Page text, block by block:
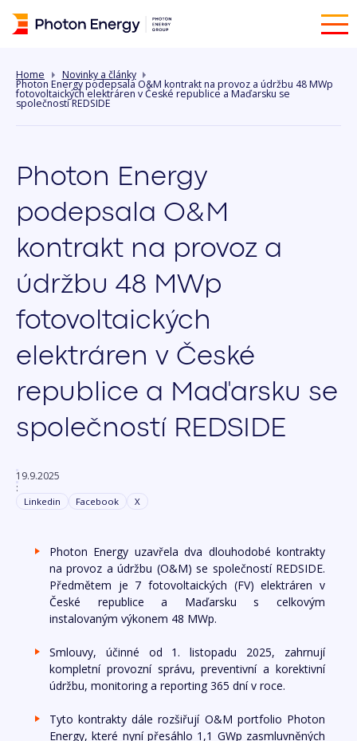
Home Novinky a články
Photon Energy podepsala O&M kontrakt na provoz a údržbu 48 MWp
fotovoltaických elektráren v České republice a Maďarsku se
společností REDSIDE
Photon Energy
podepsala O&M
kontrakt na provoz a
údržbu 48 MWp
fotovoltaických
elektráren v České
republice a Maďarsku se
společností REDSIDE
19.9.2025
:
Linkedin Facebook X
Photon Energy uzavřela dva dlouhodobé kontrakty
na provoz a údržbu (O&M) se společností REDSIDE.
Předmětem je 7 fotovoltaických (FV) elektráren v
České republice a Maďarsku s celkovým
instalovaným výkonem 48 MWp.
Smlouvy, účinné od 1. listopadu 2025, zahrnují
kompletní provozní správu, preventivní a korektivní
údržbu, monitoring a reporting 365 dní v roce.
Tyto kontrakty dále rozšiřují O&M portfolio Photon
Energy, které nyní přesáhlo 1,1 GWp zasmluvněných